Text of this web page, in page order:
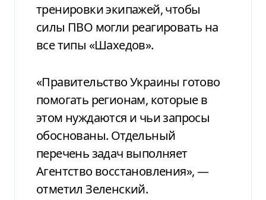
тренировки экипажей, чтобы
силы ПВО могли реагировать на
все типы «Шахедов».
«Правительство Украины готово
помогать регионам, которые в
этом нуждаются и чьи запросы
обоснованы. Отдельный
перечень задач выполняет
Агентство восстановления», —
отметил Зеленский.